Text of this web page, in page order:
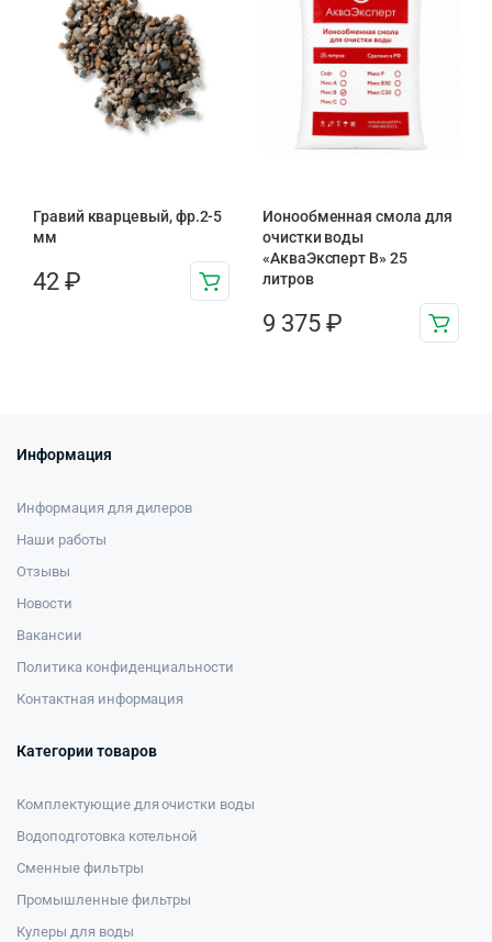
Гравий кварцевый, фр.2-5
мм
42 ₽
Ионообменная смола для
очистки воды
«АкваЭксперт В» 25
литров
9 375 ₽
Информация
Информация для дилеров
Наши работы
Отзывы
Новости
Вакансии
Политика конфиденциальности
Контактная информация
Категории товаров
Комплектующие для очистки воды
Водоподготовка котельной
Сменные фильтры
Промышленные фильтры
Кулеры для воды